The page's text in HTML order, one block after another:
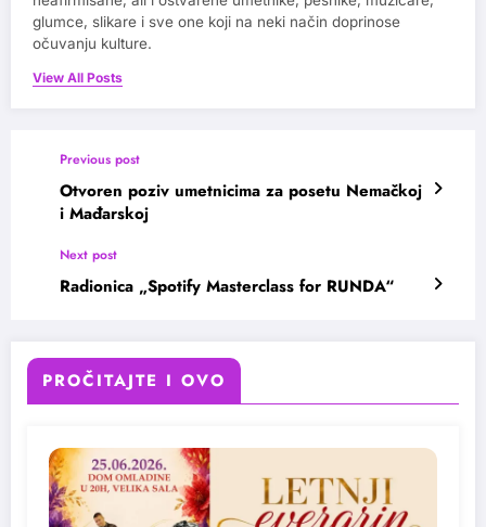
glumce, slikare i sve one koji na neki način doprinose
očuvanju kulture.
View All Posts
Previous post
Otvoren poziv umetnicima za posetu Nemačkoj
i Mađarskoj
Next post
Radionica „Spotify Masterclass for RUNDA“
PROČITAJTE I OVO